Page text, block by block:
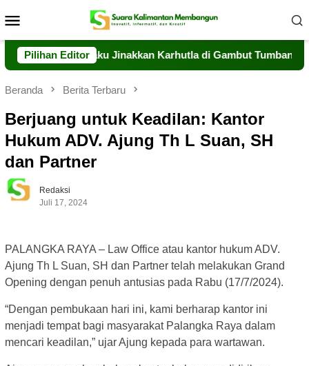
ke
Mobile
Pilihan Editor
Berjibaku Jinakkan Karhutla di Gambut Tumbang Nusa
Beranda Berita Terbaru
Berjuang untuk Keadilan: Kantor
Hukum ADV. Ajung Th L Suan, SH
dan Partner
Redaksi
Juli 17, 2024
PALANGKA RAYA – Law Office atau kantor hukum ADV.
Ajung Th L Suan, SH dan Partner telah melakukan Grand
Opening dengan penuh antusias pada Rabu (17/7/2024).
“Dengan pembukaan hari ini, kami berharap kantor ini
menjadi tempat bagi masyarakat Palangka Raya dalam
mencari keadilan,” ujar Ajung kepada para wartawan.